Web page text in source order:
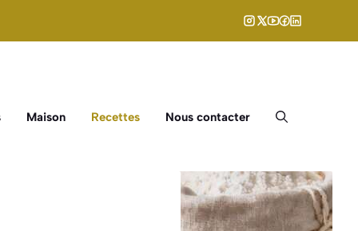
Maison Recettes Nous contacter